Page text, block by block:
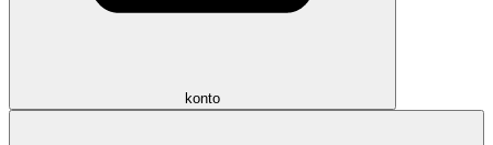
konto